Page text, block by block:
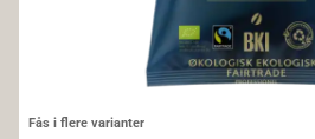
Fås i flere varianter